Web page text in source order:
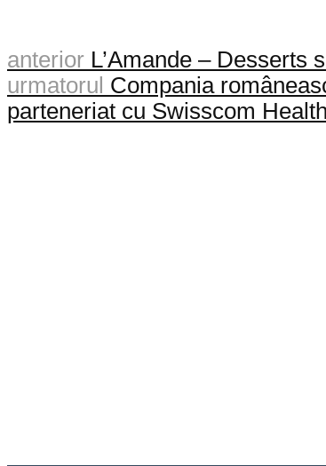
anterior L’Amande – Desserts
urmatorul Compania
parteneriat cu Swisscom Health